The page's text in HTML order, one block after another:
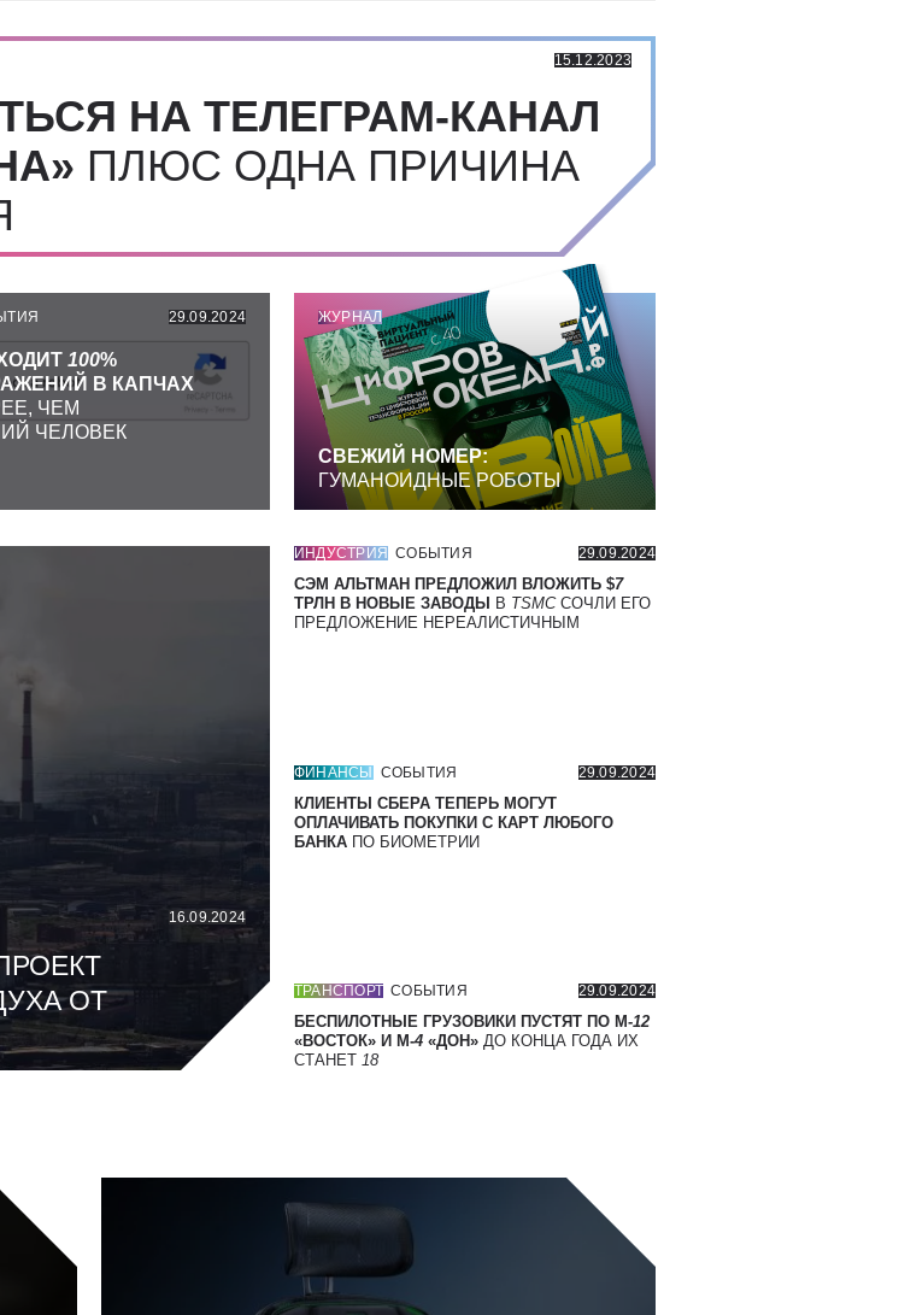
15.12.2023
НА ТЕЛЕГРАМ-КАНАЛ
ПЛЮС ОДНА ПРИЧИНА
29.09.2024
100%
В КАПЧАХ
ЧЕМ
ЧЕЛОВЕК
ЖУРНАЛ
СВЕЖИЙ НОМЕР:
ГУМАНОИДНЫЕ РОБОТЫ
16.09.2024
ОТ
ИНДУСТРИЯ СОБЫТИЯ 29.09.2024
СЭМ АЛЬТМАН ПРЕДЛОЖИЛ ВЛОЖИТЬ $7
ТРЛН В НОВЫЕ ЗАВОДЫ
В TSMC СОЧЛИ ЕГО
ПРЕДЛОЖЕНИЕ НЕРЕАЛИСТИЧНЫМ
ФИНАНСЫ СОБЫТИЯ 29.09.2024
КЛИЕНТЫ СБЕРА ТЕПЕРЬ МОГУТ
ОПЛАЧИВАТЬ ПОКУПКИ С КАРТ ЛЮБОГО
БАНКА ПО БИОМЕТРИИ
ТРАНСПОРТ СОБЫТИЯ 29.09.2024
БЕСПИЛОТНЫЕ ГРУЗОВИКИ ПУСТЯТ ПО М-12
«ВОСТОК» И М-4 «ДОН» ДО КОНЦА ГОДА ИХ
СТАНЕТ 18